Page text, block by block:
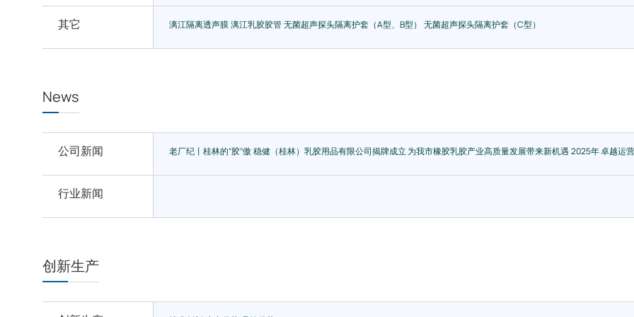
其它 漓江隔离透声膜漓江乳胶胶管无菌超声探头隔离护套（A型、B型） 无菌超声探头隔离护套（C型）
News
公司新闻 老厂纪丨桂林的“胶”傲稳健（桂林）乳胶用品有限公司揭牌成立 为我市橡胶乳胶产业高质量发展带来新机遇 2025年 卓越运
行业新闻
创新生产